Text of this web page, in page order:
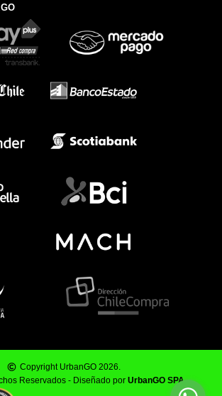
Copyright UrbanGO 2026.
Reservados - Diseñado por UrbanGO SPA.